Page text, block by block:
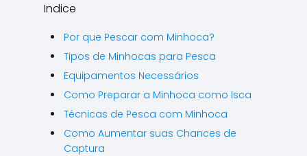
Indice
Por que Pescar com Minhoca?
Tipos de Minhocas para Pesca
Equipamentos Necessários
Como Preparar a Minhoca como Isca
Técnicas de Pesca com Minhoca
Como Aumentar suas Chances de
Captura